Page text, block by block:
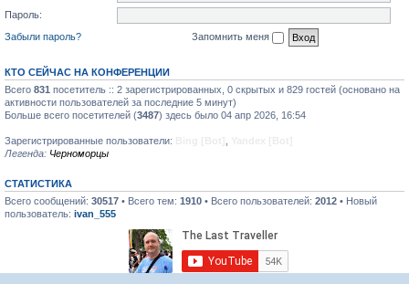
Пароль:
Забыли пароль?
Запомнить меня
КТО СЕЙЧАС НА КОНФЕРЕНЦИИ
Всего 831 посетитель :: 2 зарегистрированных, 0 скрытых и 829 гостей (основано на
активности пользователей за последние 5 минут)
Больше всего посетителей (3487) здесь было 04 апр 2026, 16:54
Зарегистрированные пользователи:
Легенда: Черноморцы
СТАТИСТИКА
Всего сообщений: 30517 • Всего тем: 1910 • Всего пользователей: 2012 • Новый
пользователь: ivan_555